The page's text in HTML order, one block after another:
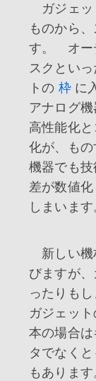
ガジェッ
ものから
す。 オー
スクとい
トの 枠に
アナログ
高性能化
化が、も
機器でも
差が数値
しまいます
新しい機
びますが
ったりも
ガジェッ
本の場合
タでなく
もありま